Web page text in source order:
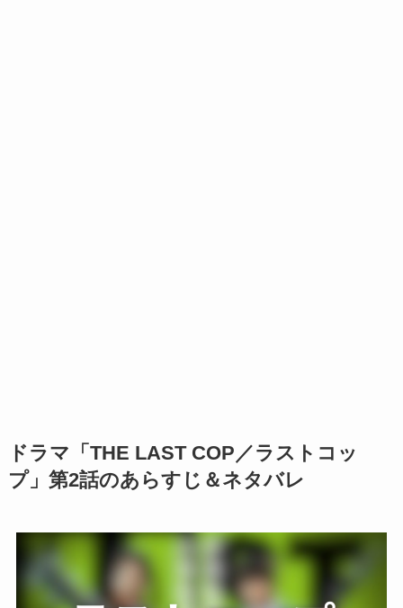
ドラマ「THE LAST COP／ラストコッ
プ」第2話のあらすじ＆ネタバレ